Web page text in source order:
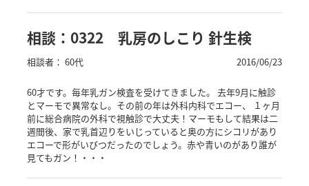
相談：0322 乳房のしこり 針生検
相談者： 60代 2016/06/23
60才です。毎年乳ガン検査を受けてきました。 去年9月に触診
とマーモで異常なし。その前の年は外科内科でエコー、 １ヶ月
前に総合病院の外科で視触診で大丈夫！マーモもして結果は二
週間後、家で乳首辺りをいじっていると奥の方にシコリがあり
エコーで形がいびつだったのでしょう。赤や青いのがあり誰が
見てもガン！・・・